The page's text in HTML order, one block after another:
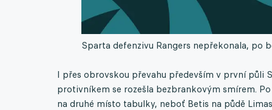
Sparta defenzivu Rangers nepřekonala, po
I přes obrovskou převahu především v první půli
protivníkem se rozešla bezbrankovým smírem.
na druhé místo tabulky, neboť Betis na půdě